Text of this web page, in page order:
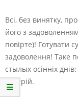
Всі, без винятку,
його з
повірте)! Готувати
задоволення! Таке
стылых осінніх днів:
настрій.